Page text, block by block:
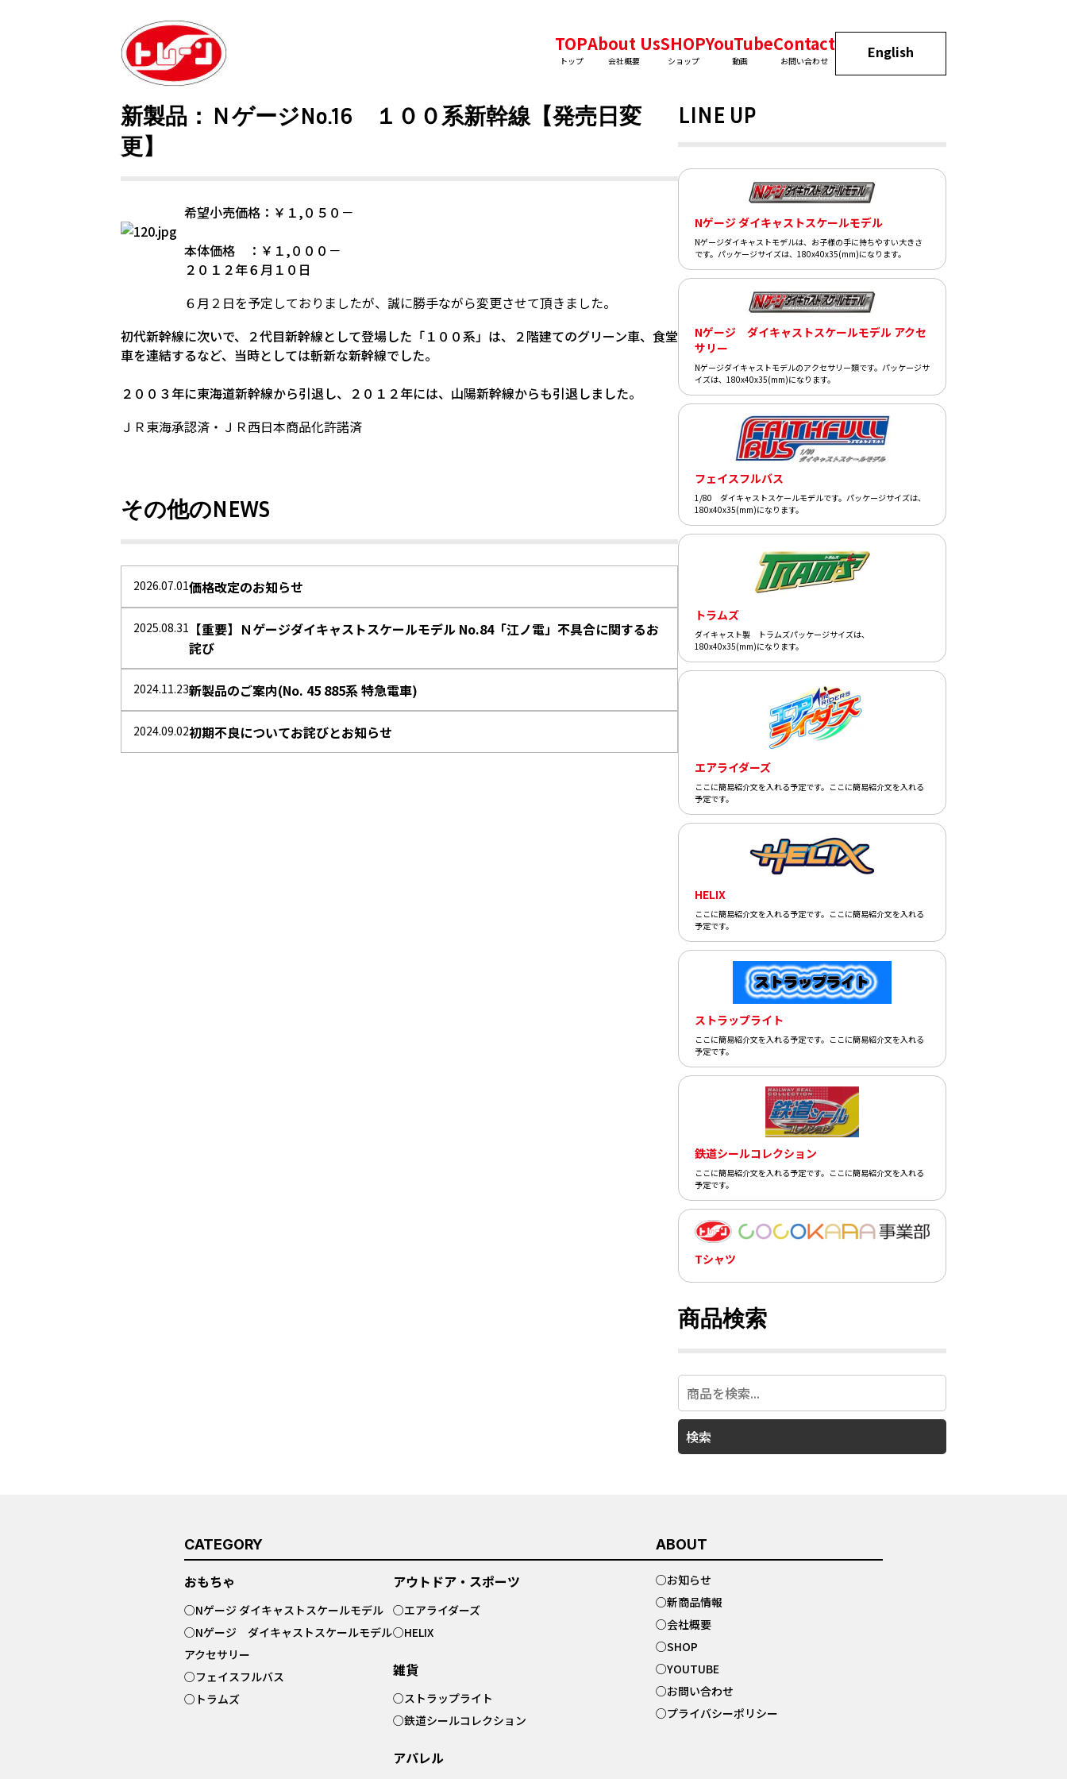
TOP
トップ
About Us
会社概要
SHOP
ショップ
YouTube
動画
Contact
お問い合わせ English
新製品：ＮゲージNo.16 １００系新幹線【発売日変
更】
希望小売価格：￥１,０５０－
本体価格 ：￥１,０００－
２０１２年６月１０日
６月２日を予定しておりましたが、誠に勝手ながら変更させて頂きました。
初代新幹線に次いで、２代目新幹線として登場した「１００系」は、２階建てのグリーン車、食堂
車を連結するなど、当時としては斬新な新幹線でした。
２００３年に東海道新幹線から引退し、２０１２年には、山陽新幹線からも引退しました。
ＪＲ東海承認済・ＪＲ西日本商品化許諾済
その他のNEWS
2026.07.01価格改定のお知らせ
2025.08.31 【重要】Ｎゲージダイキャストスケールモデル No.84「江ノ電」不具合に関するお
詫び
2024.11.23新製品のご案内(No. 45 885系 特急電車)
2024.09.02初期不良についてお詫びとお知らせ
LINE UP
Nゲージ ダイキャストスケールモデル
Nゲージダイキャストモデルは、お子様の手に持ちやすい大きさ
です。パッケージサイズは、180x40x35(mm)になります。
Nゲージ ダイキャストスケールモデル アクセ
サリー
Nゲージダイキャストモデルのアクセサリー類です。パッケージサ
イズは、180x40x35(mm)になります。
フェイスフルバス
1/80 ダイキャストスケールモデルです。パッケージサイズは、
180x40x35(mm)になります。
トラムズ
ダイキャスト製 トラムズパッケージサイズは、
180x40x35(mm)になります。
エアライダーズ
ここに簡易紹介文を入れる予定です。ここに簡易紹介文を入れる
予定です。
HELIX
ここに簡易紹介文を入れる予定です。ここに簡易紹介文を入れる
予定です。
ストラップライト
ここに簡易紹介文を入れる予定です。ここに簡易紹介文を入れる
予定です。
鉄道シールコレクション
ここに簡易紹介文を入れる予定です。ここに簡易紹介文を入れる
予定です。
Tシャツ
商品検索
検索
CATEGORY
おもちゃ
○Nゲージ ダイキャストスケールモデル
○Nゲージ ダイキャストスケールモデル
アクセサリー
○フェイスフルバス
○ トラムズ
アウトドア・スポーツ
○エアライダーズ
○HELIX
雑貨
○ストラップライト
○鉄道シールコレクション
アパレル
ABOUT
○お知らせ
○新商品情報
○会社概要
○SHOP
○YOUTUBE
○お問い合わせ
○プライバシーポリシー